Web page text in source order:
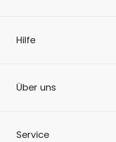
Hilfe
Über uns
Service